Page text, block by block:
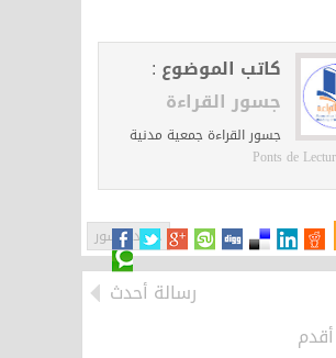
جديد جسور
كاتب الموضوع :
جسور القراءة
جسور القراءة جمعية مدنية
Ponts de
رسالة أحدث